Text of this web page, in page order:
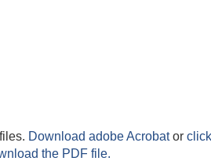
Download adobe Acrobator
the PDF file.